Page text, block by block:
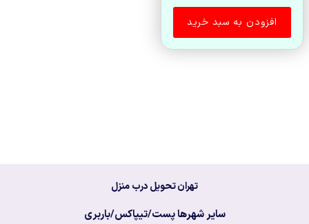
افزودن به سبد خرید
تهران تحویل درب منزل
سایر شهرها پست/تیپاکس/باربری